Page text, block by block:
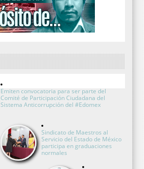
Emiten convocatoria para ser parte del
Comité de Participación Ciudadana del
Sistema Anticorrupción del #Edomex
Sindicato de Maestros al
Servicio del Estado de México
participa en graduaciones
normales